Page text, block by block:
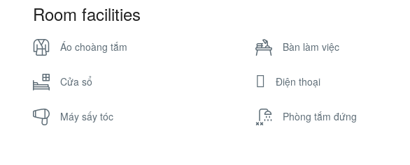
Room facilities
Áo choàng tắm Bàn làm việc
Cửa sổ Điện thoại
Máy sấy tóc Phòng tắm đứng